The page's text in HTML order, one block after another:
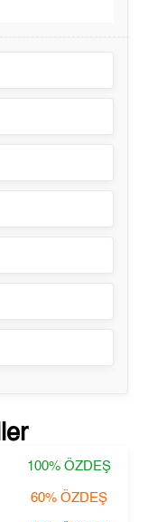
100% ÖZDEŞ
60% ÖZDEŞ